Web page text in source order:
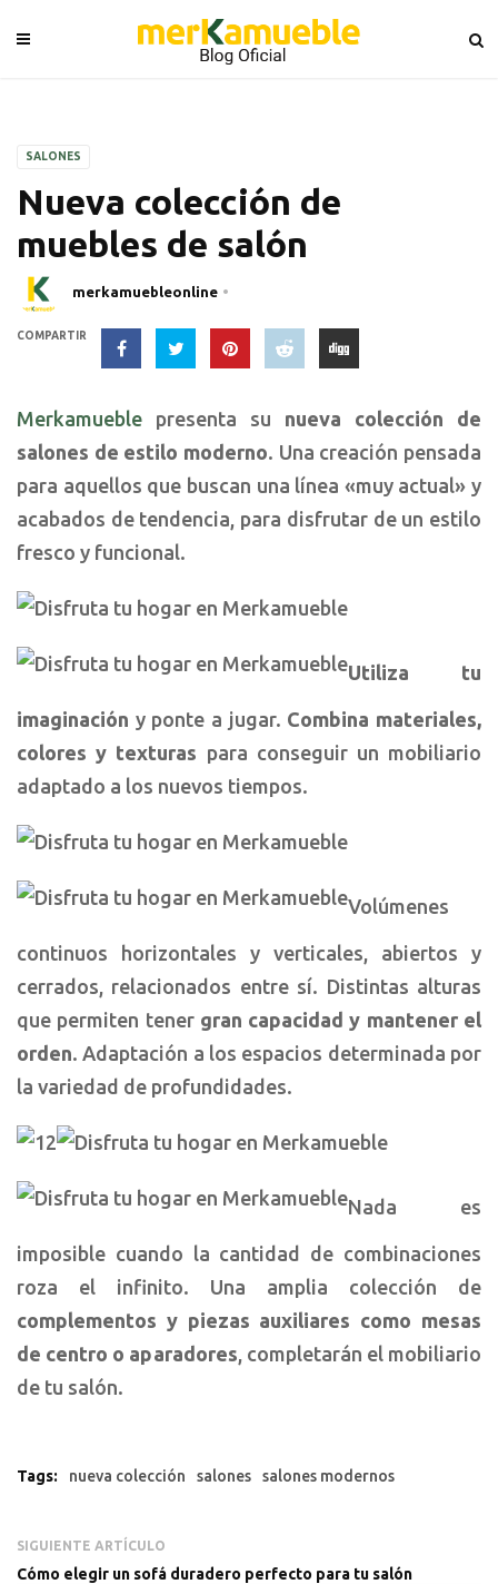
SALONES
Nueva colección de
muebles de salón
merkamuebleonline
COMPARTIR
Merkamueble presenta su nueva colección de
salones de estilo moderno. Una creación pensada
para aquellos que buscan una línea «muy actual» y
acabados de tendencia, para disfrutar de un estilo
fresco y funcional.
Utiliza tu
imaginación y ponte a jugar. Combina materiales,
colores y texturas para conseguir un mobiliario
adaptado a los nuevos tiempos.
Volúmenes
continuos horizontales y verticales, abiertos y
cerrados, relacionados entre sí. Distintas alturas
que permiten tener gran capacidad y mantener el
orden. Adaptación a los espacios determinada por
la variedad de profundidades.
Nada es
imposible cuando la cantidad de combinaciones
roza el infinito. Una amplia colección de
complementos y piezas auxiliares como mesas
de centro o aparadores, completarán el mobiliario
de tu salón.
Tags: nueva colección salones salones modernos
SIGUIENTE ARTÍCULO
Cómo elegir un sofá duradero perfecto para tu salón